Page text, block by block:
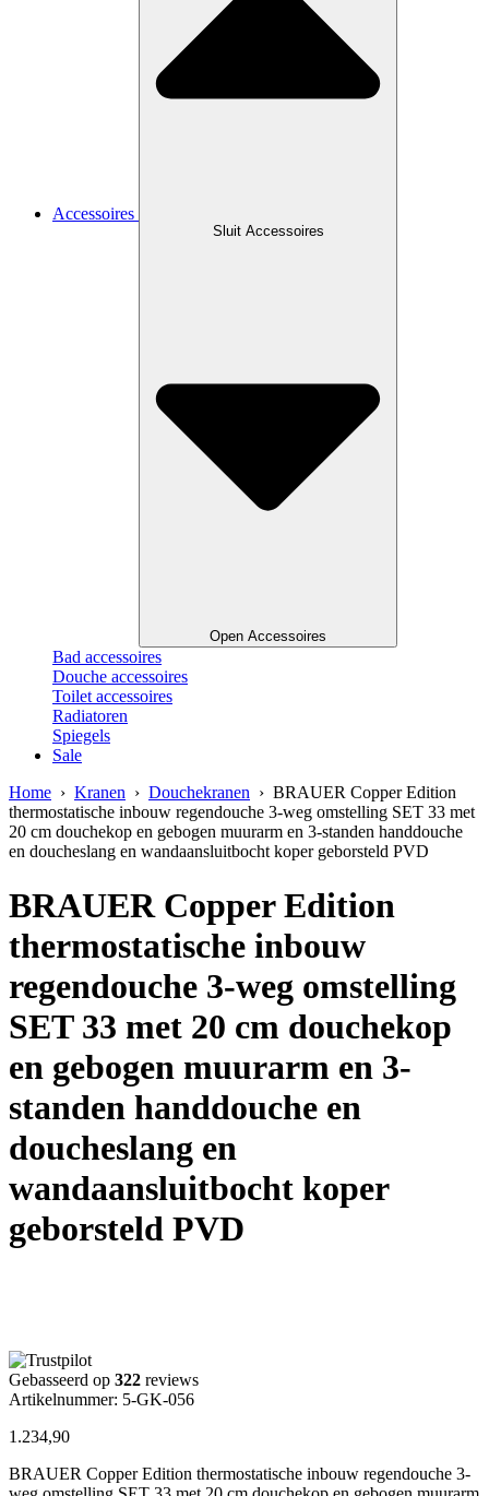
Accessoires
Sluit Accessoires
Open Accessoires
Bad accessoires
Douche accessoires
Toilet accessoires
Radiatoren
Spiegels
Sale
Home › Kranen › Douchekranen › BRAUER Copper Edition
thermostatische inbouw regendouche 3-weg omstelling SET 33 met
20 cm douchekop en gebogen muurarm en 3-standen handdouche
en doucheslang en wandaansluitbocht koper geborsteld PVD
BRAUER Copper Edition
thermostatische inbouw
regendouche 3-weg omstelling
SET 33 met 20 cm douchekop
en gebogen muurarm en 3-
standen handdouche en
doucheslang en
wandaansluitbocht koper
geborsteld PVD
Gebasseerd op 322 reviews
Artikelnummer: 5-GK-056
1.234,90
BRAUER Copper Edition thermostatische inbouw regendouche 3-